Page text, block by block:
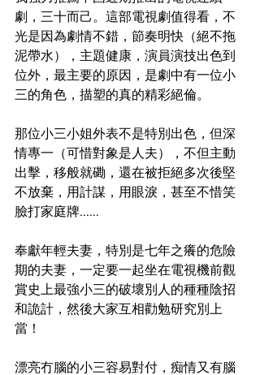
劇，三十而己。這部電視劇值得看，不
光是因為劇情不錯，節奏明快（絕不拖
泥帶水），主題健康，演員演技出色到
位外，最主要的原因，是劇中有一位小
三的角色，描塑的真的精彩絕倫。
那位小三小姐外表不是特別出色，但深
情專一（可惜對象是人夫），不但主動
出擊，移般就磡，還在被拒絕多次後堅
不放棄，用計謀，用眼淚，甚至不惜笑
臉打家庭牌......
奉獻年輕夫妻，特別是七年之癢的危險
期的夫妻，一定要一起坐在電視機前觀
賞史上最強小三的破壞別人的種種陰招
和詭計，然後大家互相勸勉研究別上
當！
漂亮冇腦的小三容易對付，痴情又有腦